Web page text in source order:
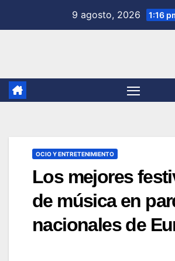
9 agosto, 2026 1:16
OCIO Y ENTRETENIMIENTO
Los mejores
de música en
nacionales de